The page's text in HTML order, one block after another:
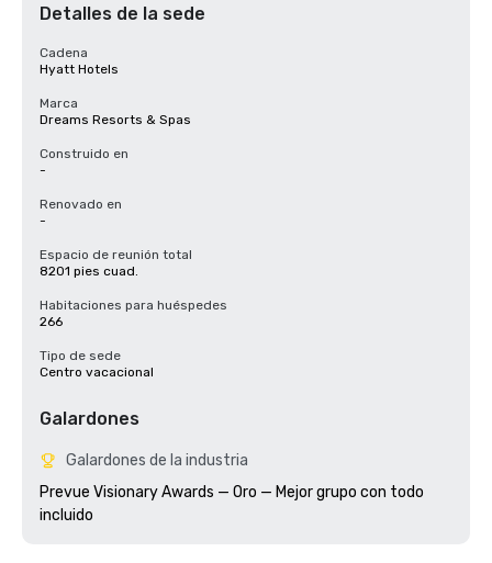
Detalles de la sede
Cadena
Hyatt Hotels
Marca
Dreams Resorts & Spas
Construido en
-
Renovado en
-
Espacio de reunión total
8201 pies cuad.
Habitaciones para huéspedes
266
Tipo de sede
Centro vacacional
Galardones
Galardones de la industria
Prevue Visionary Awards — Oro — Mejor grupo con todo